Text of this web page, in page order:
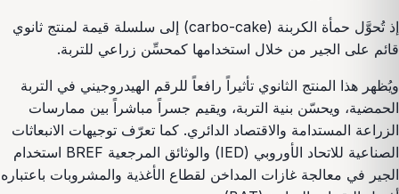
إذ تُحوَّل حمأة الكربنة (carbo-cake) إلى سلسلة قيمة لمنتج ثانوي
قائم على الجير من خلال استخدامها كمحسِّن زراعي للتربة.
ويُظهر هذا المنتج الثانوي تأثيراً رافعاً للرقم الهيدروجيني في التربة
الحمضية، ويحسّن بنية التربة، ويقيم جسراً مباشراً بين ممارسات
الزراعة المستدامة والاقتصاد الدائري. كما تعرّف توجيهات الانبعاثات
الصناعية للاتحاد الأوروبي (IED) والوثائق المرجعية BREF استخدام
الجير في معالجة غازات المداخن لقطاع الأغذية والمشروبات باعتباره